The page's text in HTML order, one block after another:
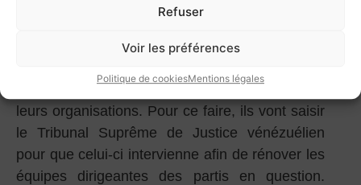
Refuser
Voir les préférences
Politique de cookiesMentions légales
Dès le mois de juin 2020, les cadres
vont tenter de prendre le pouvoir au sein de
leurs organisations. Pour ce faire, ils vont saisir
le Tribunal Suprême de Justice vénézuélien
pour que celui-ci intervienne afin de rénover les
équipes dirigeantes des partis en question.